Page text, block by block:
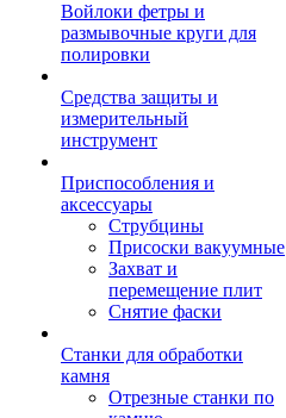
Войлоки фетры и
размывочные круги для
полировки
Средства защиты и
измерительный
инструмент
Приспособления и
аксессуары
Струбцины
Присоски вакуумные
Захват и
перемещение плит
Снятие фаски
Станки для обработки
камня
Отрезные станки по